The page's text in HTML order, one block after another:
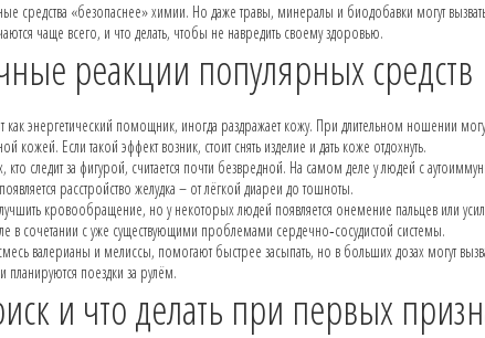
средства «безопаснее» химии. Но даже травы, минералы и биодобавки могут
чаще всего, и что делать, чтобы не навредить своему здоровью.
реакции популярных средств
энергетический помощник, иногда раздражает кожу. При длительном ношении
кожей. Если такой эффект возник, стоит снять изделие и дать коже отдохнуть.
кто следит за фигурой, считается почти безвредной. На самом деле у людей с
расстройство желудка – от лёгкой диареи до тошноты.
кровообращение, но у некоторых людей появляется онемение пальцев или
в сочетании с уже существующими проблемами сердечно‑сосудистой системы.
валерианы и мелиссы, помогают быстрее засыпать, но в больших дозах могут
поездки за рулём.
и что делать при первых